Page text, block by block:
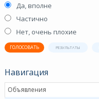
Да, вполне
Частично
Нет, очень плохие
ГОЛОСОВАТЬ РЕЗУЛЬТАТЫ
Навигация
Объявления